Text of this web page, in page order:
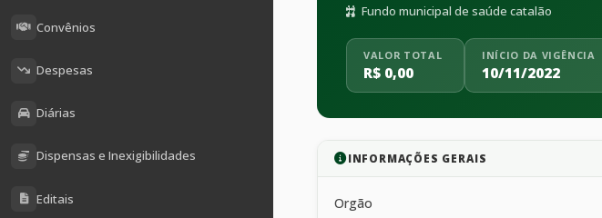
Convênios
Despesas
Diárias
Dispensas e Inexigibilidades
Editais
Fundo municipal de saúde catalão
VALOR TOTAL
R$ 0,00
INÍCIO DA VIGÊNCIA
10/11/2022
INFORMAÇÕES GERAIS
Orgão